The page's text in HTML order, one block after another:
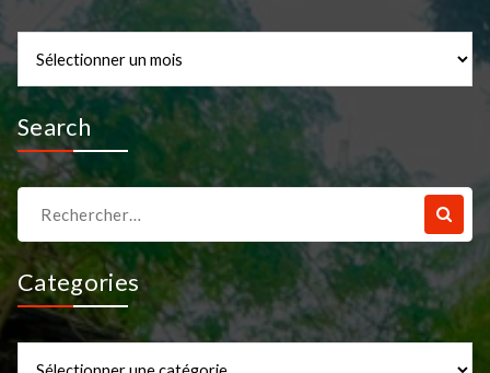
Search
pour :
Categories